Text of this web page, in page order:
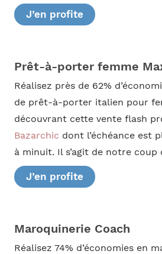
J’en profite
Prêt-à-porter femme
Réalisez près de 62%
de prêt-à-porter italien pour
découvrant cette vente flash
Bazarchic dont l’échéance est
à minuit. Il s’agit de notre coup
J’en profite
Maroquinerie Coach
Réalisez 74% d’économies en